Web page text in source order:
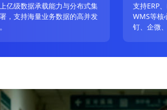
亿级数据承载能力与分布式集
，支持海量业务数据的高并发
支持ERP
WMS等核
钉、企微